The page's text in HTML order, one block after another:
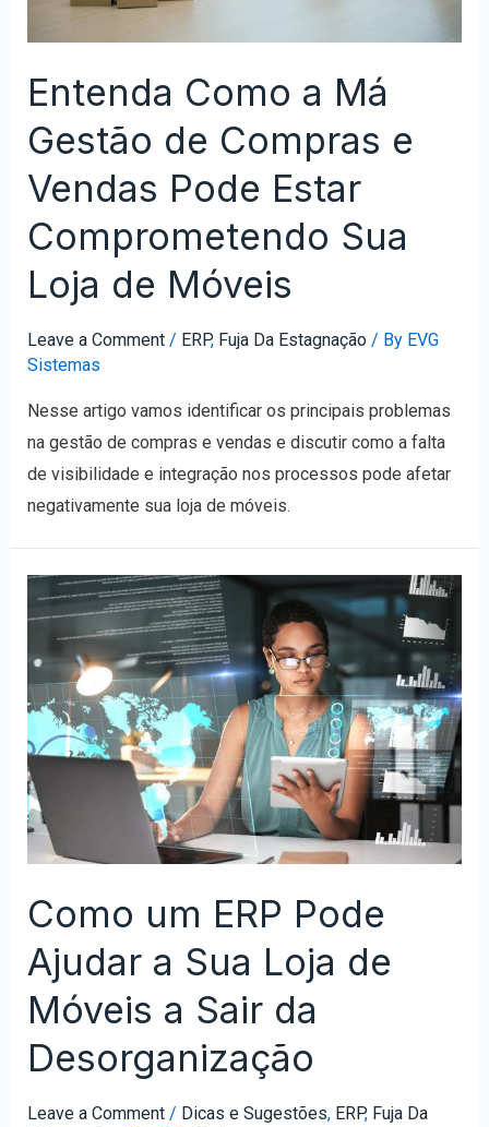
Entenda Como a Má
Gestão de Compras e
Vendas Pode Estar
Comprometendo Sua
Loja de Móveis
Leave a Comment / ERP, Fuja Da Estagnação/ By EVG
Sistemas
Nesse artigo vamos identificar os principais problemas
na gestão de compras e vendas e discutir como a falta
de visibilidade e integração nos processos pode afetar
negativamente sua loja de móveis.
Como um ERP Pode
Ajudar a Sua Loja de
Móveis a Sair da
Desorganização
Leave a Comment / Dicas e Sugestões, ERP, Fuja Da